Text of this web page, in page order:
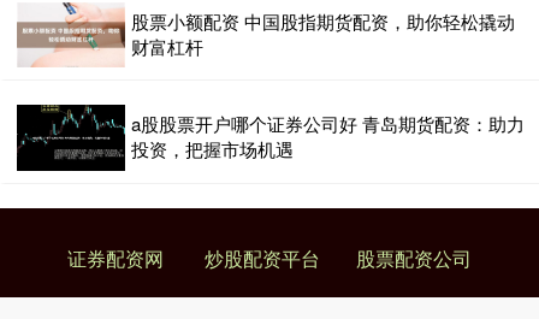
股票小额配资 中国股指期货配资，助你轻松撬动
财富杠杆
a股股票开户哪个证券公司好 青岛期货配资：助力
投资，把握市场机遇
证券配资网 炒股配资平台 股票配资公司